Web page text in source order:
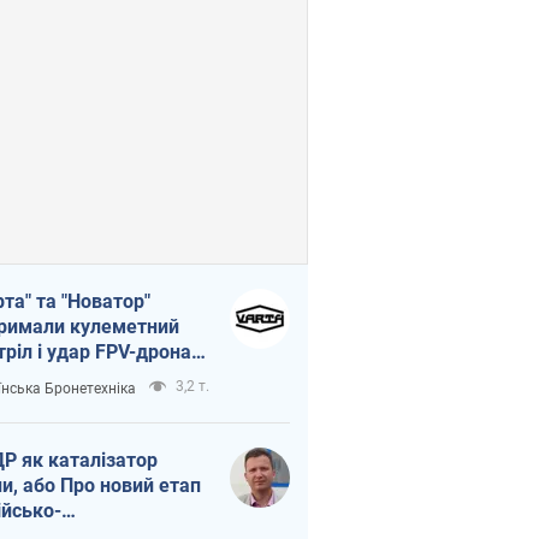
та "Новатор"
кулеметний
і удар FPV-дрона,
життя
ЗСУ
Бронетехніка 3,2 т.
як каталізатор
або Про новий етап